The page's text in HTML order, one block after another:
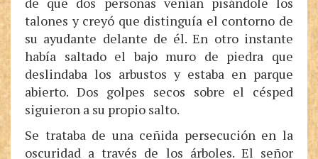
talones y creyó que distinguía el contorno de
su ayudante delante de él. En otro instante
había saltado el bajo muro de piedra que
deslindaba los arbustos y estaba en parque
abierto. Dos golpes secos sobre el césped
siguieron a su propio salto.
Se trataba de una ceñida persecución en la
oscuridad a través de los árboles. El señor